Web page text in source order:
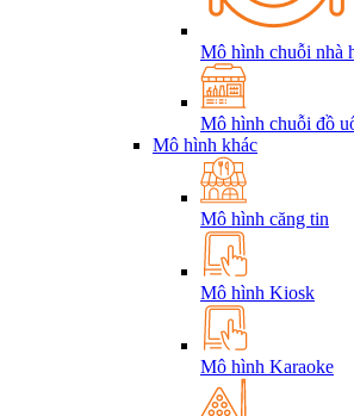
Mô hình chuỗi nhà
Mô hình chuỗi đồ
Mô hình khác
Mô hình căng tin
Mô hình Kiosk
Mô hình Karaoke